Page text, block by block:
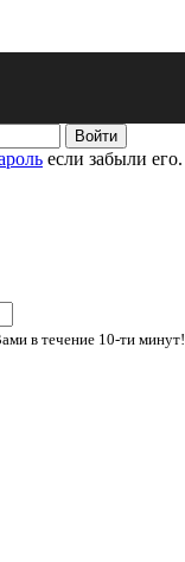
если забыли его.
в течение 10-ти минут!